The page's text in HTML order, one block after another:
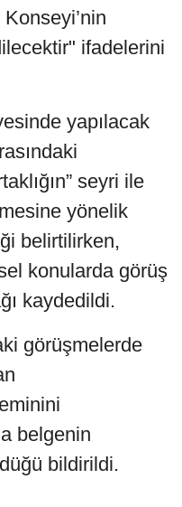
ifadelerini
yapılacak
seyri ile
yönelik
belirtilirken,
konularda görüş
kaydedildi.
görüşmelerde
belgenin
bildirildi.